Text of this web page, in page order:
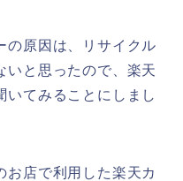
の原因は、リサイクル
いと思ったので、楽天
いてみることにしまし
お店で利用した楽天カ